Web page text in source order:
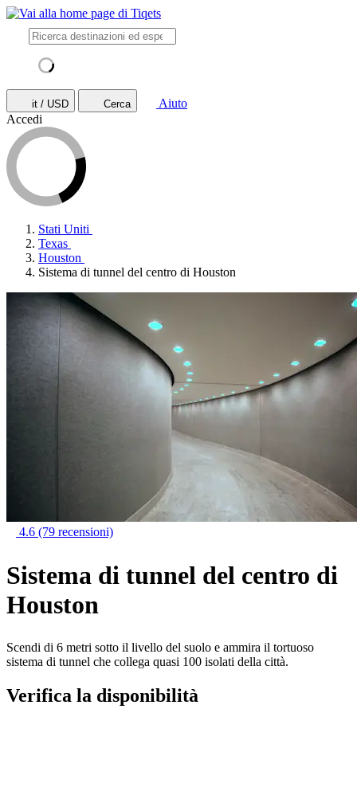
it / USD Cerca
Aiuto
Accedi
Stati Uniti
Texas
Houston
Sistema di tunnel del centro di Houston
4.6 (79 recensioni)
Sistema di tunnel del centro di
Houston
Scendi di 6 metri sotto il livello del suolo e ammira il tortuoso
sistema di tunnel che collega quasi 100 isolati della città.
Verifica la disponibilità